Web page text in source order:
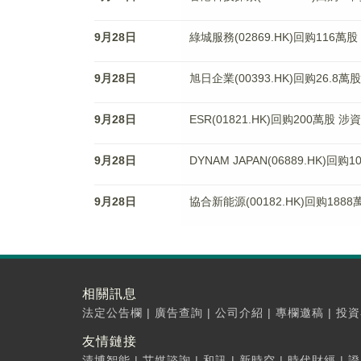
9月28日 綠城服務(02869.HK)回购116萬
9月28日 旭日企業(00393.HK)回购26.8萬
9月28日 ESR(01821.HK)回购200萬股 涉
9月28日 DYNAM JAPAN(06889.HK)回购
9月28日 協合新能源(00182.HK)回购1888
相關訊息
法定公告欄 | 廣告查詢 | 公司介紹 | 專欄邀稿 | 投
友情鏈接